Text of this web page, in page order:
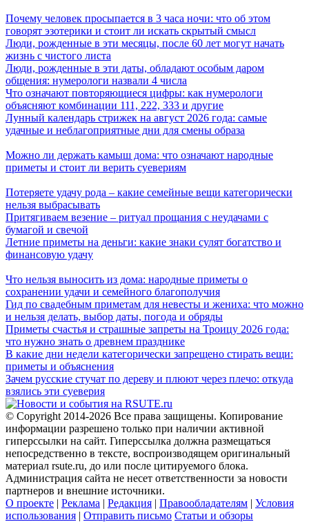
Почему человек просыпается в 3 часа ночи: что об этом
говорят эзотерики и стоит ли искать скрытый смысл
Люди, рожденные в эти месяцы, после 60 лет могут начать
жизнь с чистого листа
Люди, рожденные в эти даты, обладают особым даром
общения: нумерологи назвали 4 числа
Что означают повторяющиеся цифры: как нумерологи
объясняют комбинации 111, 222, 333 и другие
Лунный календарь стрижек на август 2026 года: самые
удачные и неблагоприятные дни для смены образа
Можно ли держать камыш дома: что означают народные
приметы и стоит ли верить суевериям
Потеряете удачу рода – какие семейные вещи категорически
нельзя выбрасывать
Притягиваем везение – ритуал прощания с неудачами с
бумагой и свечой
Летние приметы на деньги: какие знаки сулят богатство и
финансовую удачу
Что нельзя выносить из дома: народные приметы о
сохранении удачи и семейного благополучия
Гид по свадебным приметам для невесты и жениха: что можно
и нельзя делать, выбор даты, погода и обряды
Приметы счастья и страшные запреты на Троицу 2026 года:
что нужно знать о древнем празднике
В какие дни недели категорически запрещено стирать вещи:
приметы и объяснения
Зачем русские стучат по дереву и плюют через плечо: откуда
взялись эти суеверия
© Copyright 2014-2026 Все права защищены. Копирование
информации разрешено только при наличии активной
гиперссылки на сайт. Гиперссылка должна размещаться
непосредственно в тексте, воспроизводящем оригинальный
материал rsute.ru, до или после цитируемого блока.
Администрация сайта не несет ответственности за новости
партнеров и внешние источники.
О проекте | Реклама | Редакция | Правообладателям | Условия
использования | Отправить письмо Статьи и обзоры